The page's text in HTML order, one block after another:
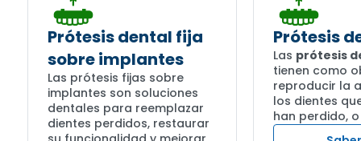
Prótesis dental fija
sobre implantes
Las prótesis fijas sobre
implantes son soluciones
dentales para reemplazar
dientes perdidos, restaurar
Prótesis
Las prótesis
tienen como
reproducir la
los dientes
han perdido,